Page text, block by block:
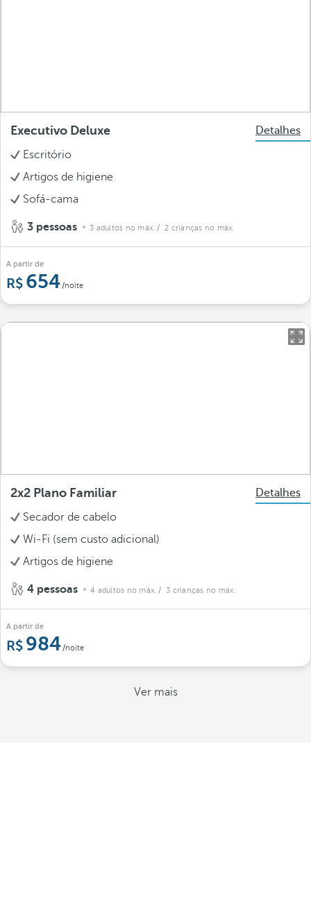
Executivo Deluxe
Detalhes
Escritório
Artigos de higiene
Sofá-cama
3 pessoas 3 adultos no máx. / 2 crianças no máx.
A partir de
654/noite
2x2 Plano Familiar
Detalhes
Secador de cabelo
Wi-Fi (sem custo adicional)
Artigos de higiene
4 pessoas 4 adultos no máx. / 3 crianças no máx.
A partir de
984/noite
Ver mais